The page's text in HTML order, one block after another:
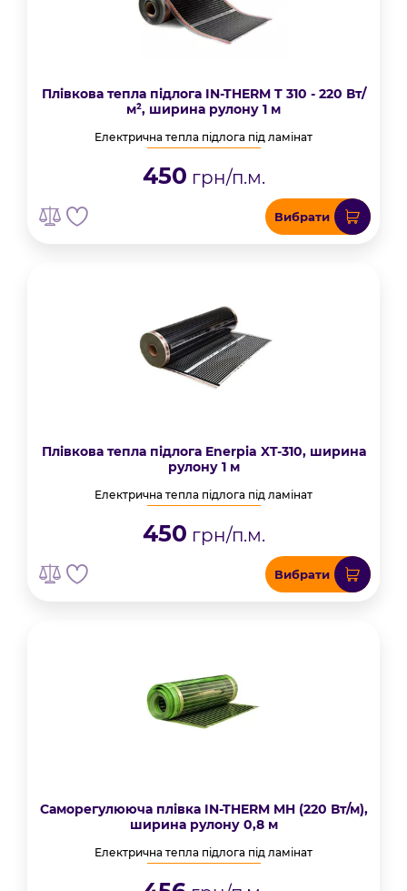
Плівкова тепла підлога IN-THERM T 310 - 220 Вт/
м², ширина рулону 1 м
Електрична тепла підлога під ламінат
450 грн/п.м.
Вибрати
Плівкова тепла підлога Enerpia XT-310, ширина
рулону 1 м
Електрична тепла підлога під ламінат
450 грн/п.м.
Вибрати
Саморегулююча плівка IN-THERM MH (220 Вт/м),
ширина рулону 0,8 м
Електрична тепла підлога під ламінат